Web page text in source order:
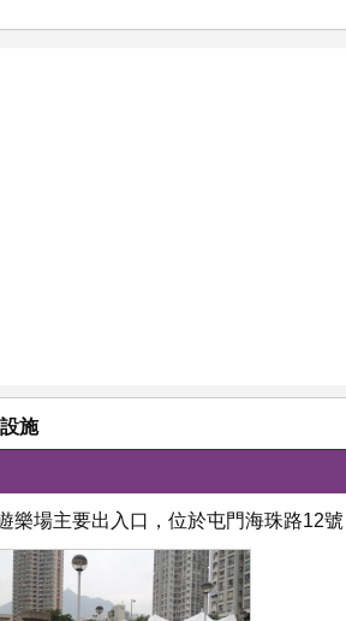
施
樂場主要出入口，位於屯門海珠路12